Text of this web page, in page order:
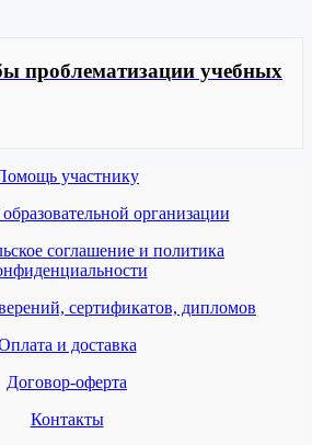
проблематизации учебных
участнику
организации
соглашение и политика
сертификатов, дипломов
и доставка
Договор-оферта
Контакты